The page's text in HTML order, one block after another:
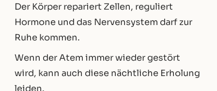
Der Körper repariert Zellen, reguliert
Hormone und das Nervensystem darf zur
Ruhe kommen.
Wenn der Atem immer wieder gestört
wird, kann auch diese nächtliche Erholung
leiden.